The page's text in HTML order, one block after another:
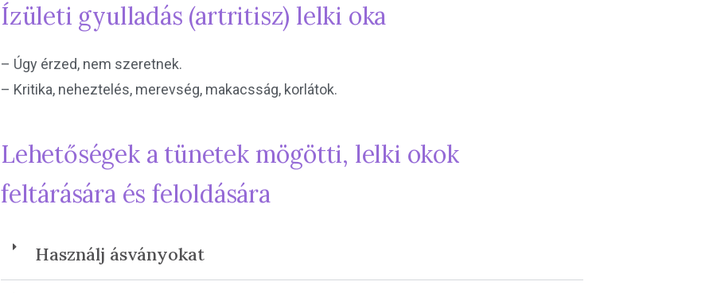
Ízületi gyulladás (artritisz) lelki oka
– Úgy érzed, nem szeretnek.
– Kritika, neheztelés, merevség, makacsság, korlátok.
Lehetőségek a tünetek mögötti, lelki okok
feltárására és feloldására
Használj ásványokat